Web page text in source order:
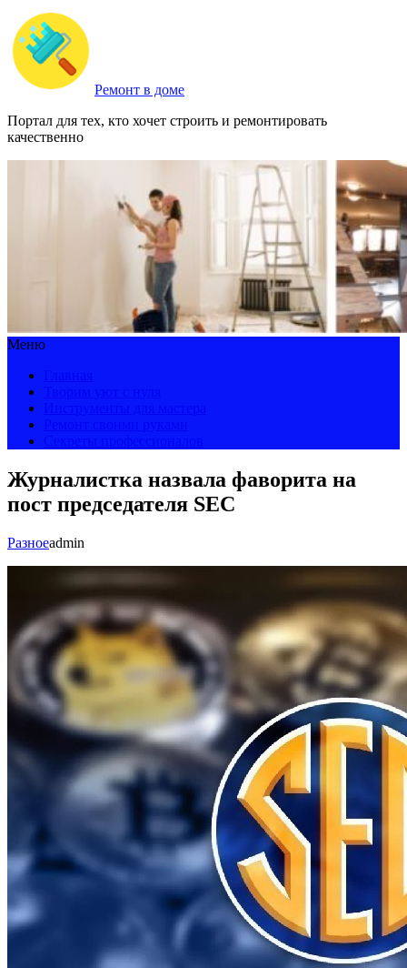
Ремонт в доме
Портал для тех, кто хочет строить и ремонтировать
качественно
Меню
Журналистка назвала фаворита на
пост председателя SEC
Разноеadmin